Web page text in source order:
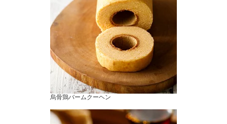
烏骨鶏バームクーヘン